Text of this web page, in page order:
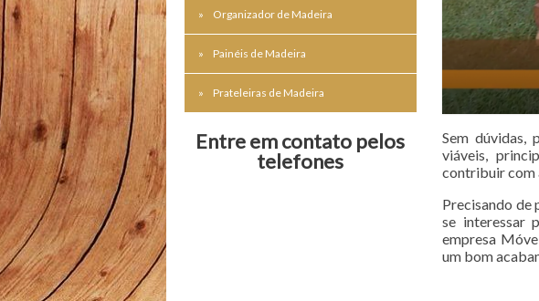
Organizador de Madeira
Painéis de Madeira
Prateleiras de Madeira
Entre em contato pelos
telefones
Sem dúvidas,
viáveis,
contribuir com
Precisando de
se interessar
empresa
um bom